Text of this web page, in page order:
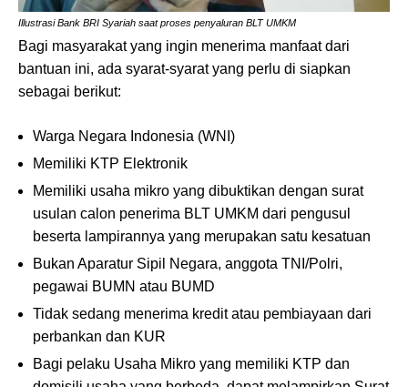
Illustrasi Bank BRI Syariah saat proses penyaluran BLT UMKM
Bagi masyarakat yang ingin menerima manfaat dari
bantuan ini, ada syarat-syarat yang perlu di siapkan
sebagai berikut:
Warga Negara Indonesia (WNI)
Memiliki KTP Elektronik
Memiliki usaha mikro yang dibuktikan dengan surat
usulan calon penerima BLT UMKM dari pengusul
beserta lampirannya yang merupakan satu kesatuan
Bukan Aparatur Sipil Negara, anggota TNI/Polri,
pegawai BUMN atau BUMD
Tidak sedang menerima kredit atau pembiayaan dari
perbankan dan KUR
Bagi pelaku Usaha Mikro yang memiliki KTP dan